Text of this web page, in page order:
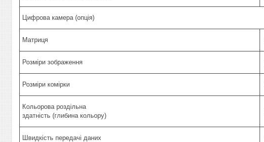
Цифрова камера (опція)
Матриця
Розміри зображення
Розміри комірки
Кольорова роздільна
здатність (глибина кольору)
Швидкість передачі даних